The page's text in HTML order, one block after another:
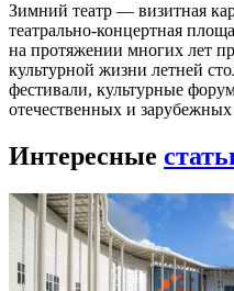
Зимний театр — визитная
театрально-концертная
на протяжении многих лет
культурной жизни летней
фестивали, культурные
отечественных и зарубежных
Интересные